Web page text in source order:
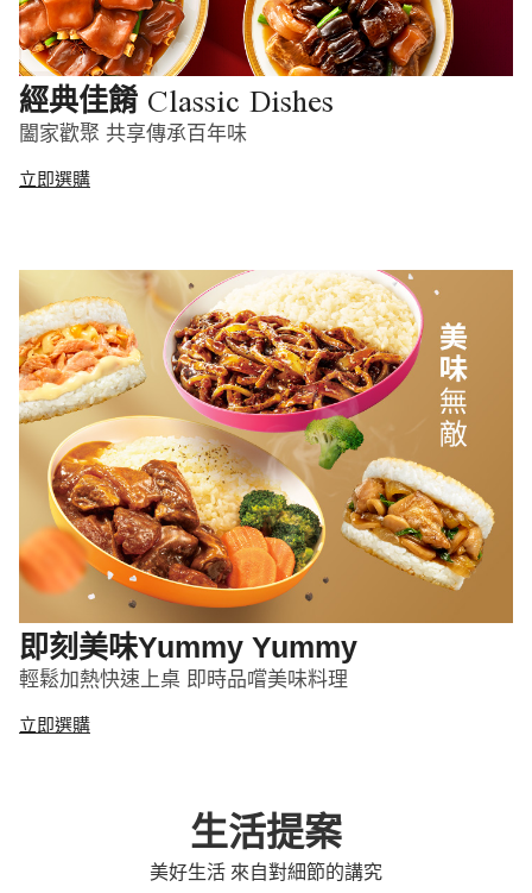
經典佳餚 Classic Dishes
闔家歡聚 共享傳承百年味
立即選購
即刻美味Yummy Yummy
輕鬆加熱快速上桌 即時品嚐美味料理
立即選購
生活提案
美好生活 來自對細節的講究